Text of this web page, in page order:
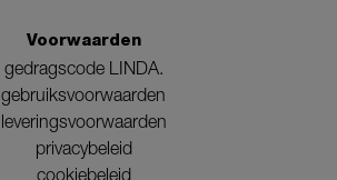
Voorwaarden
gedragscode LINDA.
gebruiksvoorwaarden
leveringsvoorwaarden
privacybeleid
cookiebeleid